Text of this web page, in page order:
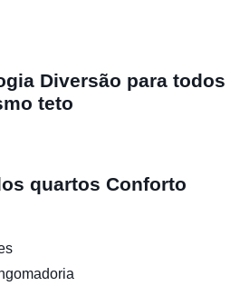
Diversão para todos
teto
quartos Conforto